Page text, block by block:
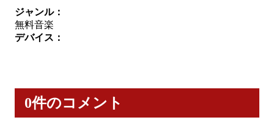
ジャンル：
無料音楽
デバイス：
0件のコメント